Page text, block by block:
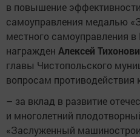
в повышение
самоуправления медалью
местного самоуправления в
награжден Алексей
главы Чистопольского
вопросам противодействия
– за вклад в развитие
и многолетний
«Заслуженный